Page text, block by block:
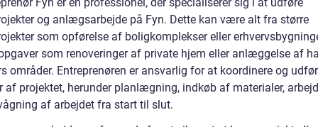
og anlægsarbejde på Fyn. Dette kan være alt fra større
som opførelse af boligkomplekser eller
som renoveringer af private hjem eller anlæggelse af
områder. Entreprenøren er ansvarlig for at koordinere og
af projektet, herunder planlægning, indkøb af materialer,
af arbejdet fra start til slut.